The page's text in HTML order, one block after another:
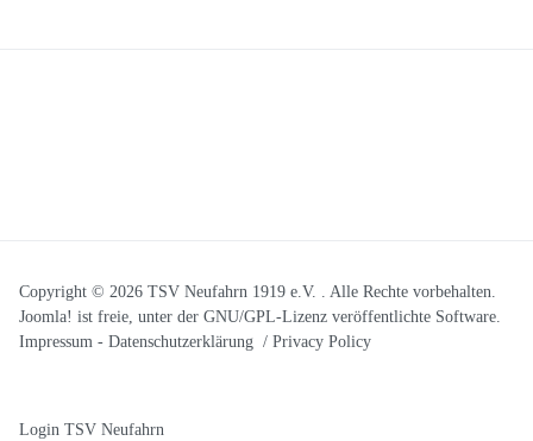
Copyright © 2026 TSV Neufahrn 1919 e.V. . Alle Rechte vorbehalten.
Joomla! ist freie, unter der GNU/GPL-Lizenz veröffentlichte Software.
Impressum - Datenschutzerklärung / Privacy Policy
Login TSV Neufahrn